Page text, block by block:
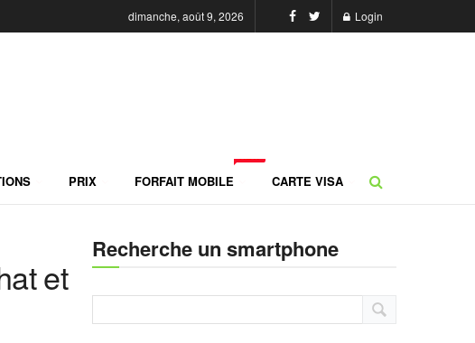
dimanche, août 9, 2026 Login
PRIX FORFAIT MOBILE CARTE VISA
et
Recherche un smartphone